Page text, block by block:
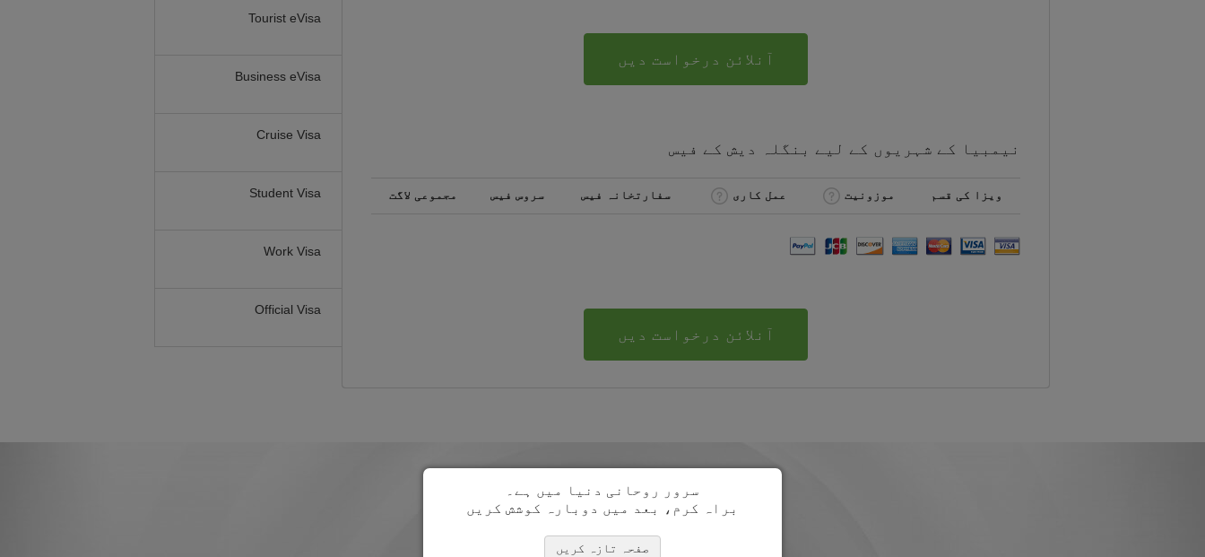
Tourist eVisa
Business eVisa
Cruise Visa
Student Visa
Work Visa
Official Visa
آنلائن درخواست دیں
نیمبیا کے شہریوں کے لیے بنگلہ دیش کے فیس
ویزا کی قسم موزونیت عمل کاری سفارتخانہ فیس سروس فیس مجموعی لاگت
آنلائن درخواست دیں
سرور روحانی دنیا میں ہے۔
براہ کرم، بعد میں دوبارہ کوشش کریں
صفحہ تازہ کریں